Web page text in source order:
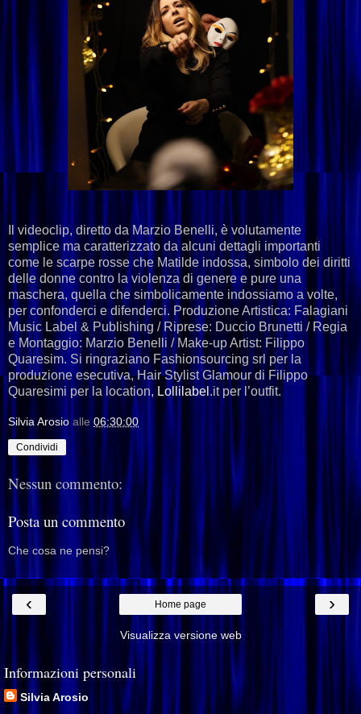
Il videoclip, diretto da Marzio Benelli, è volutamente
semplice ma caratterizzato da alcuni dettagli importanti
come le scarpe rosse che Matilde indossa, simbolo dei diritti
delle donne contro la violenza di genere e pure una
maschera, quella che simbolicamente indossiamo a volte,
per confonderci e difenderci. Produzione Artistica: Falagiani
Music Label & Publishing / Riprese: Duccio Brunetti / Regia
e Montaggio: Marzio Benelli / Make-up Artist: Filippo
Quaresim. Si ringraziano Fashionsourcing srl per la
produzione esecutiva, Hair Stylist Glamour di Filippo
Quaresimi per la location, Lollilabel .it per l’outfit.
Silvia Arosio alle 06:30:00
Condividi
Nessun commento:
Posta un commento
Che cosa ne pensi?
‹ ›
Home page
Visualizza versione web
Informazioni personali
Silvia Arosio